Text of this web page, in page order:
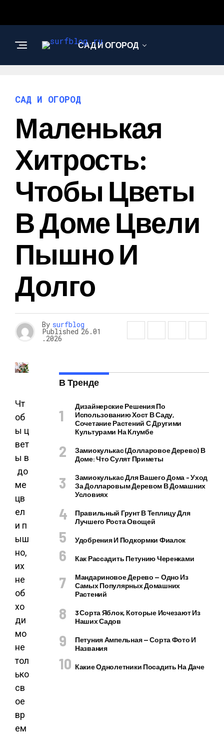
САД И ОГОРОД
САД И ОГОРОД
Маленькая
Хитрость:
Чтобы Цветы
В Доме Цвели
Пышно И
Долго
By surfblog
Published 26.01
.2026
Чт
об
ы ц
вет
ы в
до
ме
цв
ел
и п
ыш
но,
их
не
об
хо
ди
мо
не
тол
ько
св
ое
вр
ем
В Тренде
Дизайнерские Решения По
Использованию Хост В Саду,
Сочетание Растений С Другими
Культурами На Клумбе
Замиокулькас (долларовое Дерево) В
Доме: Что Сулят Приметы
Замиокулькас Для Вашего Дома – Уход
За Долларовым Деревом В Домашних
Условиях
Правильный Грунт В Теплицу Для
Лучшего Роста Овощей
Удобрения И Подкормки Фиалок
Как Рассадить Петунию Черенками
Мандариновое Дерево — Одно Из
Самых Популярных Домашних
Растений
3 Сорта Яблок, Которые Исчезают Из
Наших Садов
Петуния Ампельная — Сорта Фото И
Названия
Какие Однолетники Посадить На Даче